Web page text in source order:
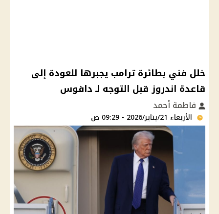
خلل فني بطائرة ترامب يجبرها للعودة إلى
قاعدة اندروز قبل التوجه لـ دافوس
فاطمة أحمد
الأربعاء 21/يناير/2026 - 09:29 ص